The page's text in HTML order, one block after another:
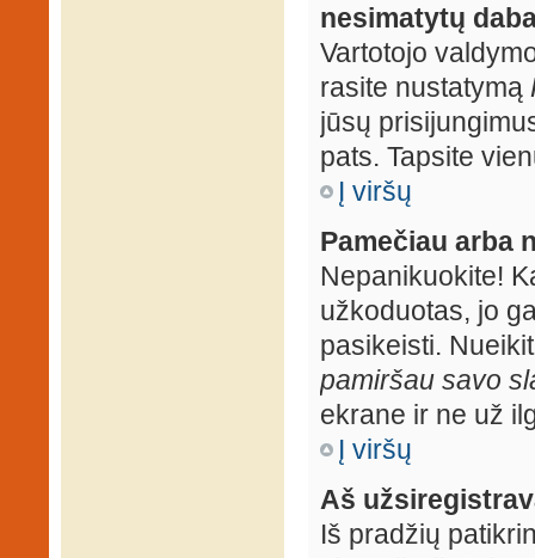
nesimatytų
Vartotojo
rasite nustatymą
jūsų
pats. Tapsite
Į viršų
Pamečiau arba
Nepanikuokite!
užkoduotas, jo
pasikeisti.
pamiršau savo
ekrane ir ne už
Į viršų
Aš
Iš pradžių